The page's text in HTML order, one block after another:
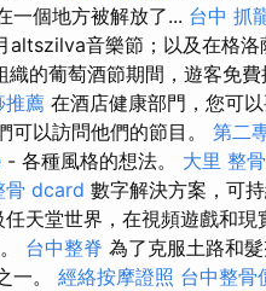
一個地方被解放了... 台中 抓
altszilva音樂節；以及在格洛
織的葡萄酒節期間，遊客免費
推薦 在酒店健康部門，您可
可以訪問他們的節目。 第二
- 各種風格的想法。 大里 整骨
骨 dcard 數字解決方案，可
天堂世界，在視頻遊戲和現
台中整脊 為了克服土路和
一。 經絡按摩證照 台中整骨